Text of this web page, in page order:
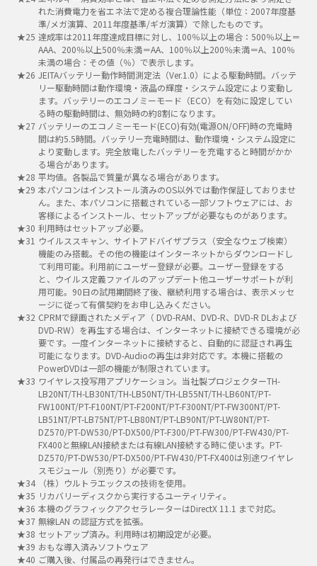
れた消費電力を省エネ法で定める複合理論性能（単位：2007年度基
準/メガ演算、2011年度基準/ギガ演算）で除したものです。
達成率は2011年度達成目標に対し、100％以上の場合：500％以上＝
AAA、200％以上500％未満＝AA、100％以上200％未満＝A、100％
未満の場合：その値（％）で表示します。
JEITAバッテリー動作時間測定法（Ver.1.0）による駆動時間。バッテ
リー駆動時間は動作環境・液晶の輝度・システム設定により変動し
ます。バッテリーのエコノミーモード（ECO）を有効に設定してい
る時の駆動時間は、無効時の約8割になります。
バッテリーのエコノミーモード(ECO)有効(電源ON/OFF)時の充電時
間は約5.5時間。バッテリー充電時間は、動作環境・システム設定に
より変動します。完全放電したバッテリーを充電すると時間がかか
る場合があります。
平均値。各製品で質量が異なる場合があります。
本パソコンはインストール済みのOS以外では動作保証しておりませ
ん。また、本パソコンに搭載されている一部ソフトウェアには、お
客様によるインストール、セットアップが必要なものがあります。
利用時はセットアップ必要。
ウイルススキャン、サイトアドバイザプラス（安全なウェブ検索）
機能のみ搭載。その他の機能はインターネットからダウンロードし
て利用可能。利用前にユーザー登録が必要。ユーザー登録をする
と、ウイルス定義ファイルのアップデート他ユーザーサポートが利
用可能。90日の試用期間終了後、継続利用する場合は、表示メッセ
ージに従って有償契約をお申し込みください。
CPRMで録画されたメディア（ DVD-RAM、DVD-R、DVD-R DLおよび
DVD-RW）を再生する場合は、インターネットに接続できる環境が必
要です。一度インターネットに接続すると、自動的に認証され再生
可能になります。DVD-Audioの再生は非対応です。本機に搭載の
PowerDVDは一部の機能が制限されています。
ワイヤレス投写用アプリケーション。当社製プロジェクターTH-
LB20NT/TH-LB30NT/TH-LB50NT/TH-LB55NT/TH-LB60NT/PT-
FW100NT/PT-F100NT/PT-F200NT/PT-F300NT/PT-FW300NT/PT-
LB51NT/PT-LB75NT/PT-LB80NT/PT-LB90NT/PT-LW80NT/PT-
DZ570/PT-DW530/PT-DX500/PT-F300/PT-FW300/PT-FW430/PT-
FX400と無線LAN接続または有線LAN接続する時に使います。PT-
DZ570/PT-DW530/PT-DX500/PT-FW430/PT-FX400は別途ワイヤレ
スモジュール（別売り）が必要です。
（株）ウルトラエックスの技術を使用。
リカバリーディスクから実行するユーティリティ。
本機のグラフィックアクセラレーターはDirectX 11.1 まで対応。
無線LAN の認証方式を拡張。
セットアップ済み。利用時は初期設定が必要。
おもな導入済みソフトウェア
ご購入後、付属品の再発行はできません。